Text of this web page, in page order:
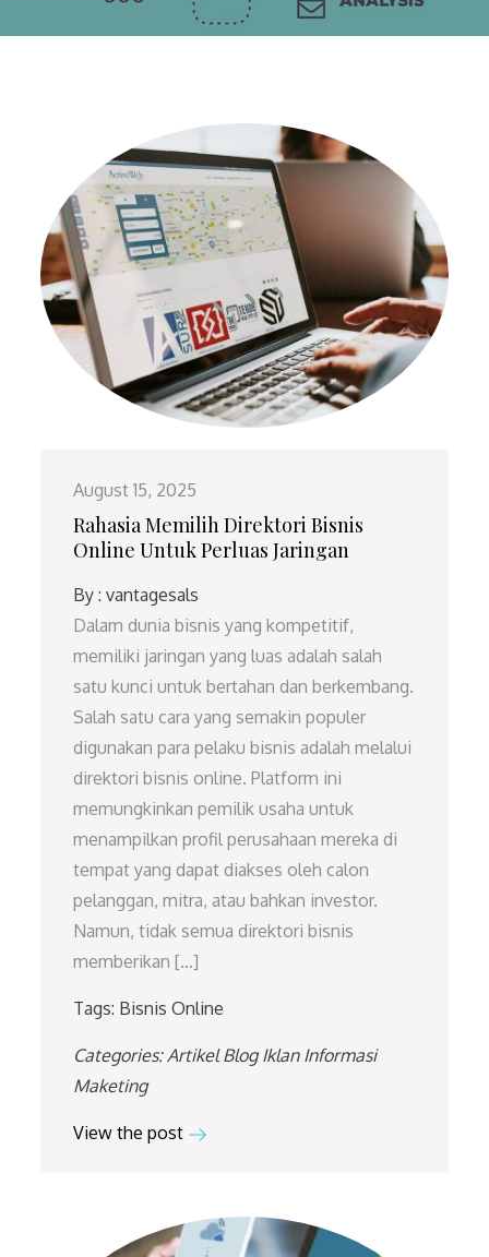
August 15, 2025
Rahasia Memilih Direktori Bisnis
Online Untuk Perluas Jaringan
By :vantagesals
Dalam dunia bisnis yang kompetitif,
memiliki jaringan yang luas adalah salah
satu kunci untuk bertahan dan berkembang.
Salah satu cara yang semakin populer
digunakan para pelaku bisnis adalah melalui
direktori bisnis online. Platform ini
memungkinkan pemilik usaha untuk
menampilkan profil perusahaan mereka di
tempat yang dapat diakses oleh calon
pelanggan, mitra, atau bahkan investor.
Namun, tidak semua direktori bisnis
memberikan […]
Tags: Bisnis Online
Categories:Artikel Blog Iklan Informasi
Maketing
View the post